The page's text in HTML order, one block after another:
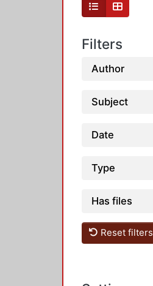
Filters
Author
Subject
Date
Type
Has files
Reset filters